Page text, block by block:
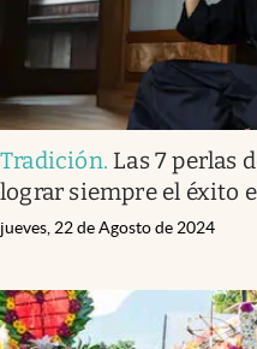
Tradición. Las 7 perlas
lograr siempre el éxito
jueves, 22 de Agosto de 2024